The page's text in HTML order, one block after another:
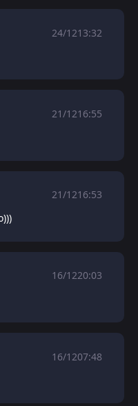
24/1213:32
21/1216:55
21/1216:53
16/1220:03
16/1207:48